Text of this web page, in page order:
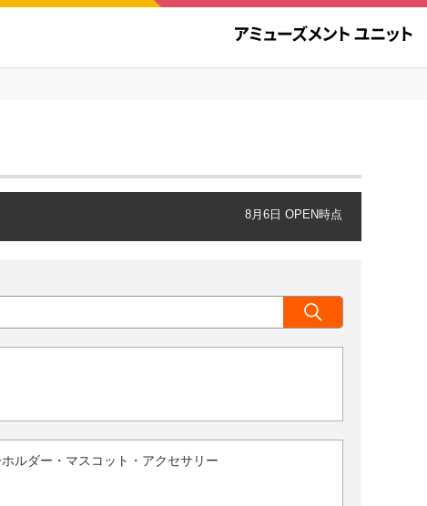
8月6日 OPEN時点
ルダー・マスコット・アクセサリー